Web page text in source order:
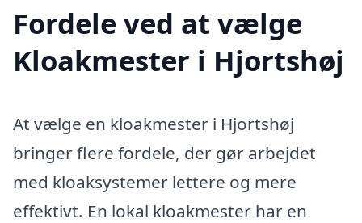
Fordele ved at vælge
Kloakmester i Hjortshøj
At vælge en kloakmester i Hjortshøj
bringer flere fordele, der gør arbejdet
med kloaksystemer lettere og mere
effektivt. En lokal kloakmester har en